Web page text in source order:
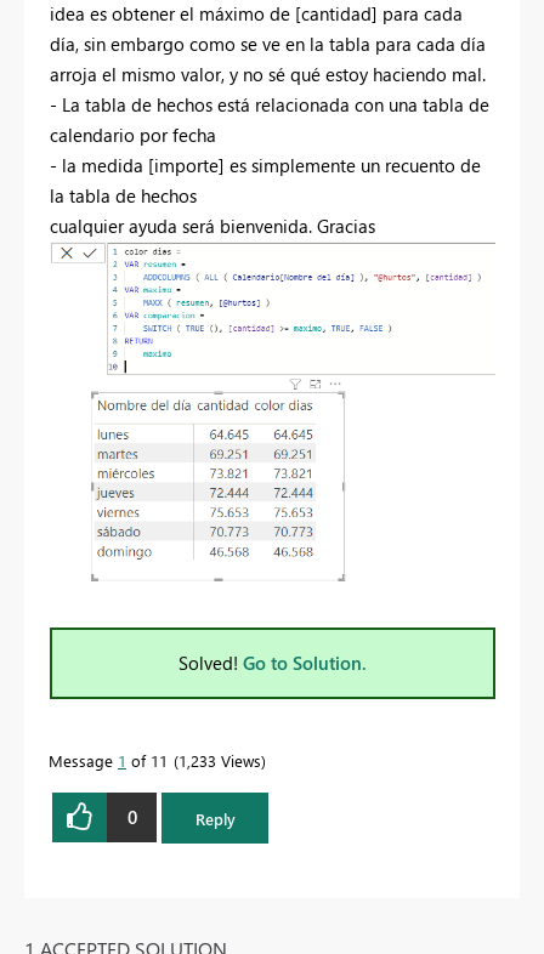
idea es obtener el máximo de [cantidad] para cada
día, sin embargo como se ve en la tabla para cada día
arroja el mismo valor, y no sé qué estoy haciendo mal.
- La tabla de hechos está relacionada con una tabla de
calendario por fecha
- la medida [importe] es simplemente un recuento de
la tabla de hechos
cualquier ayuda será bienvenida. Gracias
Solved! Go to Solution.
Message 1 of 11 1,233 Views
0 Reply
1 ACCEPTED SOLUTION